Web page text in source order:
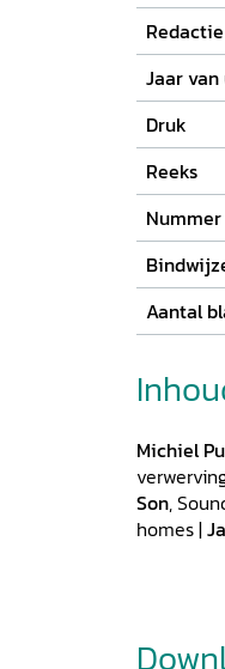
Redactie
Jaar
Druk
Reeks
Aantal
Michiel
Son,
homes |
power